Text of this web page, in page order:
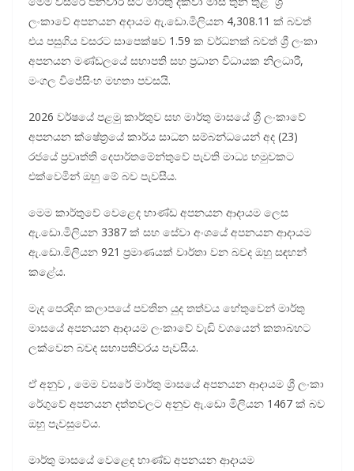
ලංකාවේ අපනයන අදායම ඇ.ඩො.මිලියන 4,308.11 ක් බවත්
එය පසුගිය වසරට සාපෙක්ෂව 1.59 ක වර්ධනක් බවත් ශ්‍රී ලංකා
අපනයන මණ්ඩලයේ සභාපති සහ ප්‍රධාන විධායක නිලධාරී,
මංගල විජේසිංහ මහතා පවසයි.
2026 වර්ෂයේ පළමු කාර්තුව සහ මාර්තු මාසයේ ශ්‍රී ලංකාවේ
අපනයන ක්ෂේත්‍රයේ කාර්ය සාධන සම්බන්ධයෙන් අද (23)
රජයේ ප්‍රවෘත්ති දෙපාර්තමේන්තුවේ පැවති මාධ්‍ය හමුවකට
එක්වෙමින් ඔහු මේ බව පැවසීය.
මෙම කාර්තුවේ වෙළෙද භාණ්ඩ අපනයන ආදායම ලෙස
ඇ.ඩො.මිලියන 3387 ක් සහ සේවා අංශයේ අපනයන ආදායම
ඇ.ඩො.මිලියන 921 ප්‍රමාණයක් වාර්තා වන බවද ඔහු සඳහන්
කළේය.
මැද පෙරදිග කලාපයේ පවතින යුද තත්වය හේතුවෙන් මාර්තු
මාසයේ අපනයන ආදායම ලංකාවේ වැඩි වශයෙන් කතාබහට
ලක්වෙන බවද සභාපතිවරය පැවසීය.
ඒ අනුව , මෙම වසරේ මාර්තු මාසයේ අපනයන ආදායම ශ්‍රී ලංකා
රේගුවේ අපනයන දත්තවලට අනුව ඇ.ඩො මිලියන 1467 ක් බව
ඔහු පැවසුවේය.
මාර්තු මාසයේ වෙළෙඳ භාණ්ඩ අපනයන ආදායම